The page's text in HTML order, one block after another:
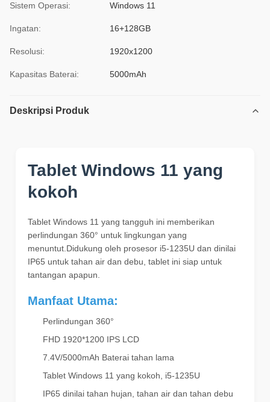
Sistem Operasi: Windows 11
Ingatan: 16+128GB
Resolusi: 1920x1200
Kapasitas Baterai: 5000mAh
Deskripsi Produk
Tablet Windows 11 yang
kokoh
Tablet Windows 11 yang tangguh ini memberikan
perlindungan 360° untuk lingkungan yang
menuntut.Didukung oleh prosesor i5-1235U dan dinilai
IP65 untuk tahan air dan debu, tablet ini siap untuk
tantangan apapun.
Manfaat Utama:
Perlindungan 360°
FHD 1920*1200 IPS LCD
7.4V/5000mAh Baterai tahan lama
Tablet Windows 11 yang kokoh, i5-1235U
IP65 dinilai tahan hujan, tahan air dan tahan debu